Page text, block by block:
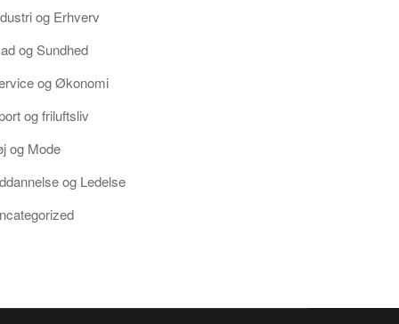
og Erhverv
og Sundhed
og Økonomi
og friluftsliv
og Mode
og Ledelse